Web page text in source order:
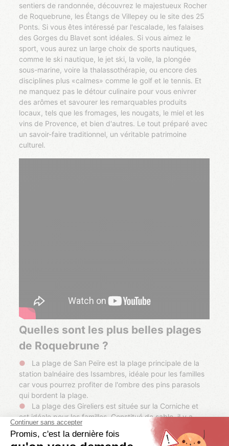
sentiers de randonnée, découvrez le majestueux Rocher
de Roquebrune, les Étangs de Villepey ou le site des 25
Ponts. Si vous êtes intéressé par l'escalade, les falaises
des Gorges du Blavet sont idéales. Si vous aimez le
sport, vous aurez un large choix de sports nautiques,
comme le ski nautique, le jet ski, la voile, la plongée
sous-marine, voire la thalassothérapie, ou encore des
disciplines plus «calmes» comme le golf et le tennis. Et
ne manquez pas le détour culinaire pour vous enivrer
des arômes et savourer les remarquables produits
locaux, tels que les fromages, les nougats, le miel et les
vins de Provence, et bien d'autres. Le tout préparé avec
un savoir-faire traditionnel, un véritable patrimoine
culturel.
Quelles sont les plus belles plages
de Roquebrune ?
La plage de San Peïre est la plage principale de la
station balnéaire des Issambres, idéale pour les familles
car vous pourrez profiter de l'ombre des pins parasols
qui bordent la plage.
La plage des Gireliers est située sur la Corniche et
est idéale pour les familles. Constitué de sable, il y a
aussi une belle pinède avec des bancs et un espace
«pétanque». Idéal pour allier baignade et détente.